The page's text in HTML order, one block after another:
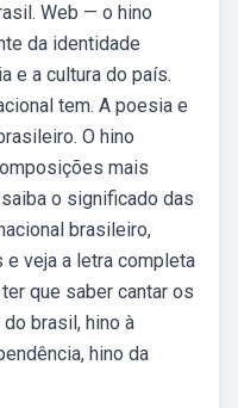
Web — o hino
da identidade
e a cultura do país.
tem. A poesia e
O hino
mais
o significado das
brasileiro,
veja a letra completa
que saber cantar os
brasil, hino à
hino da